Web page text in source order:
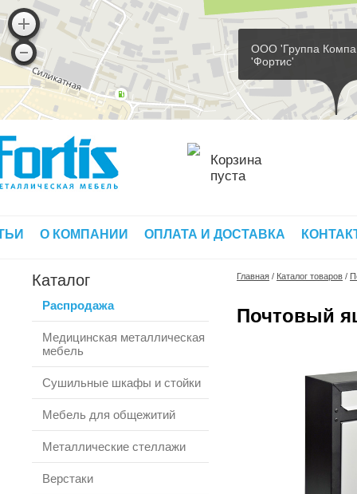
ООО 'Группа
'Фортис'
Корзина
пуста
О КОМПАНИИ ОПЛАТА И ДОСТАВКА
Каталог
Распродажа
Медицинская металлическая
мебель
Сушильные шкафы и стойки
Мебель для общежитий
Металлические стеллажи
Верстаки
Главная / Каталог товаров /
Почтовый